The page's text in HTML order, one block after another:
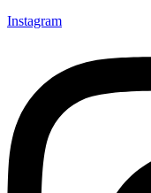
Instagram